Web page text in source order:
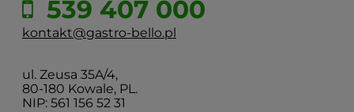
539 407 000
kontakt@gastro-bello.pl
ul. Zeusa 35A/4,
80-180 Kowale, PL.
NIP: 561 156 52 31